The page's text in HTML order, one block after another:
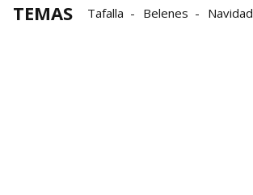
TEMAS Tafalla Belenes Navidad